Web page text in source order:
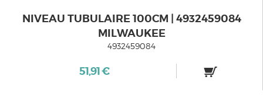
NIVEAU TUBULAIRE 100CM | 4932459084
MILWAUKEE
4932459084
51,91 €